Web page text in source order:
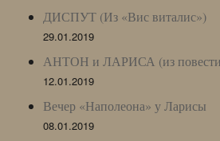
ДИСПУТ (Из «Вис виталис»)
29.01.2019
АНТОН и ЛАРИСА (из
12.01.2019
Вечер «Наполеона» у Ларисы
08.01.2019